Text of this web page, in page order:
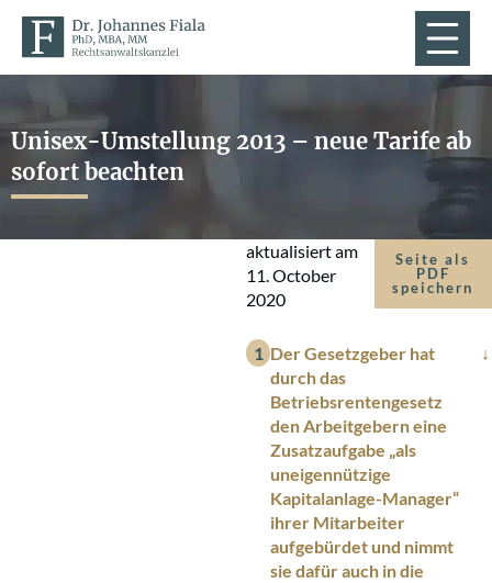
Unisex-Umstellung 2013 – neue Tarife ab
sofort beachten
aktualisiert am
11. October
2020
Seite als
PDF
speichern
Der Gesetzgeber hat
durch das
Betriebsrentengesetz
den Arbeitgebern eine
Zusatzaufgabe „als
uneigennützige
Kapitalanlage-Manager“
ihrer Mitarbeiter
aufgebürdet und nimmt
sie dafür auch in die